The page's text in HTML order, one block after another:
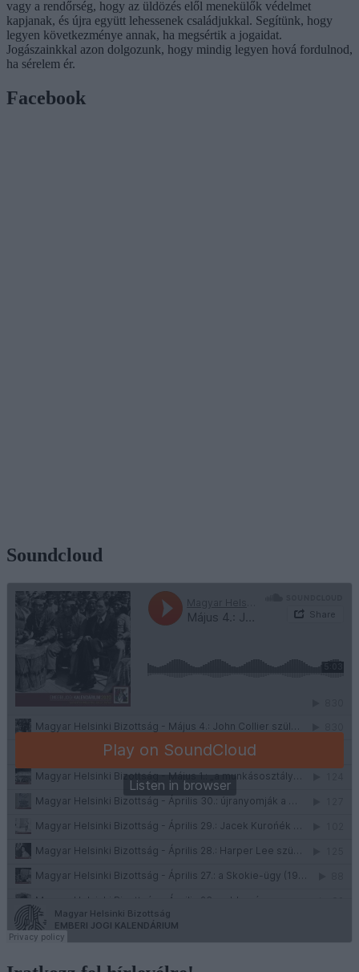
vagy a rendőrség, hogy az üldözés elől menekülők védelmet
kapjanak, és újra együtt lehessenek családjukkal. Segítünk, hogy
legyen következménye annak, ha megsértik a jogaidat.
Jogászainkkal azon dolgozunk, hogy mindig legyen hová fordulnod,
ha sérelem ér.
Facebook
Soundcloud